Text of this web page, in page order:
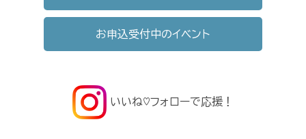
お申込受付中のイベント
いいね♡フォローで応援！